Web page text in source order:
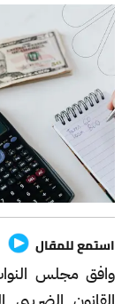
استمع للمقال
وافق مجلس